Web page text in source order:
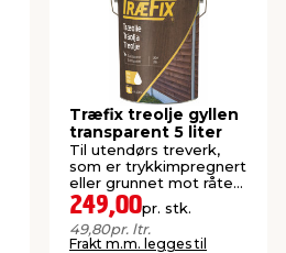
Træfix treolje gyllen
transparent 5 liter
Til utendørs treverk,
som er trykkimpregnert
eller grunnet mot råte
og sopp.
249,00pr. stk.
49,80pr. ltr.
Frakt m.m. legges til